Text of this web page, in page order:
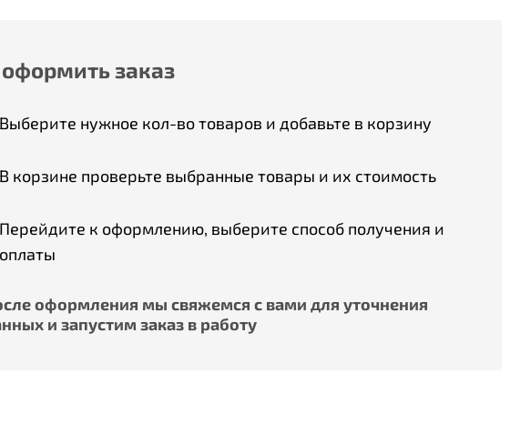
заказ
Выберите нужное кол-во товаров и добавьте в корзину
В корзине проверьте выбранные товары и их стоимость
Перейдите к оформлению, выберите способ получения и
оплаты
оформления мы свяжемся с вами для уточнения
и запустим заказ в работу